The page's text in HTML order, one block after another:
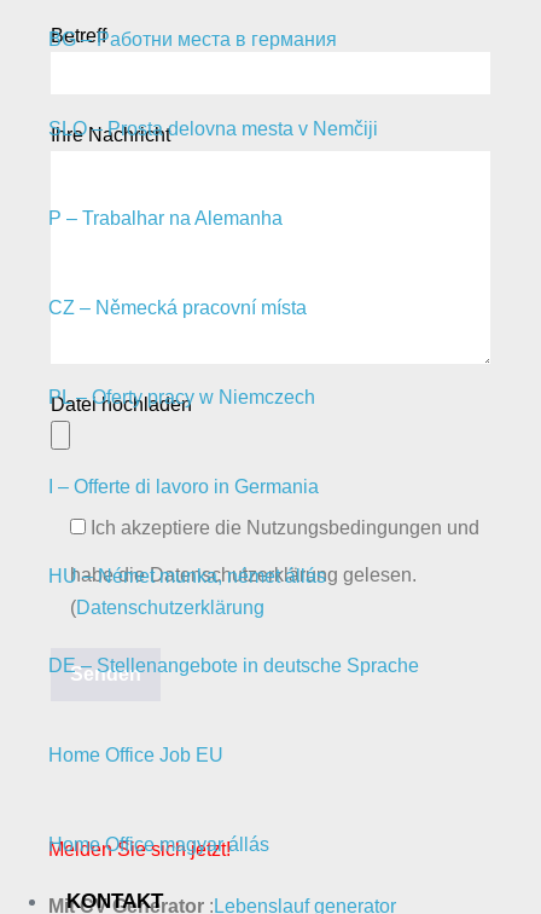
BG – Pаботни места в германия
SLO – Prosta delovna mesta v Nemčiji
P – Trabalhar na Alemanha
CZ – Německá pracovní místa
PL – Oferty pracy w Niemczech
I – Offerte di lavoro in Germania
HU – Német munka, német állás
DE – Stellenangebote in deutsche Sprache
Home Office Job EU
Home Office magyar állás
KONTAKT
Betreff
Ihre Nachricht
Datei hochladen
Ich akzeptiere die Nutzungsbedingungen und
habe die Datenschutzerklärung gelesen.
(Datenschutzerklärung
Melden Sie sich jetzt!
Mit CV Generator : Lebenslauf generator